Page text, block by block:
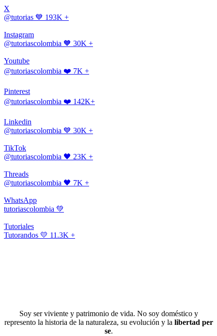
X
@tutorias 💙 193K +
Instagram
@tutoriascolombia 🧡 30K +
Youtube
@tutoriascolombia ❤️ 7K +
Pinterest
@tutoriascolombia ❤️ 142K+
Linkedin
@tutoriascolombia 💙 30K +
TikTok
@tutoriascolombia 🖤 23K +
Threads
@tutoriascolombia 🖤 7K +
WhatsApp
tutoriascolombia 💚
Tutoriales
Tutorandos 💛 11.3K +
Soy ser viviente y patrimonio de vida. No soy doméstico y
represento la historia de la naturaleza, su evolución y la libertad per
se.